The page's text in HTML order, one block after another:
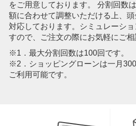
をご用意しております。 分割回数
額に合わせて調整いただける上、
対応しております。シミュレーシ
すので、ご注文の際にお気軽にご相
※1．最大分割回数は100回です。
※2．ショッピングローンは一月
ご利用可能です。